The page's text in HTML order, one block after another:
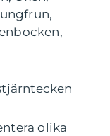
olika